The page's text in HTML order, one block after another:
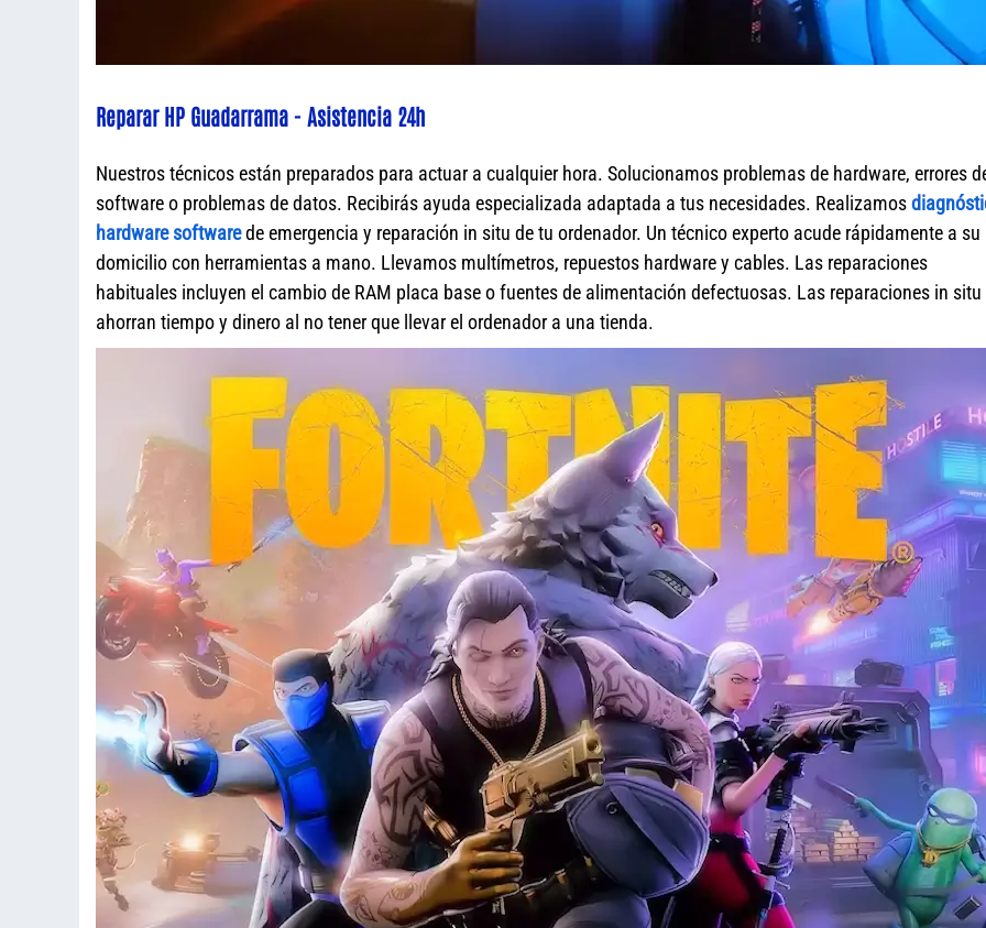
Reparar HP Guadarrama - Asistencia 24h
Nuestros técnicos están preparados para actuar a cualquier hora. Solucionamos problemas de hardware, errores
software o problemas de datos. Recibirás ayuda especializada adaptada a tus necesidades. Realizamos
hardware softwarede emergencia y reparación in situ de tu ordenador. Un técnico experto acude rápidamente a su
domicilio con herramientas a mano. Llevamos multímetros, repuestos hardware y cables. Las reparaciones
habituales incluyen el cambio de RAM placa base o fuentes de alimentación defectuosas. Las reparaciones in situ
ahorran tiempo y dinero al no tener que llevar el ordenador a una tienda.